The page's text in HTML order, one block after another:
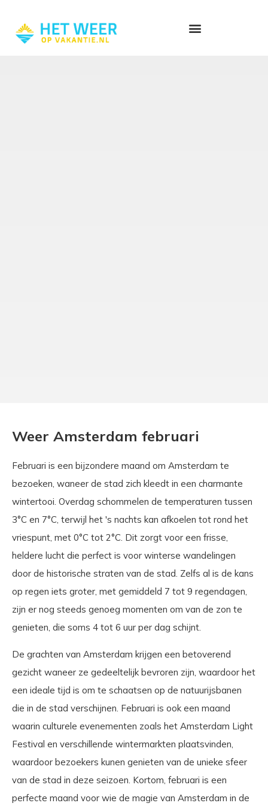
Weer Amsterdam februari
Februari is een bijzondere maand om Amsterdam te
bezoeken, waneer de stad zich kleedt in een charmante
wintertooi. Overdag schommelen de temperaturen tussen
3°C en 7°C, terwijl het 's nachts kan afkoelen tot rond het
vriespunt, met 0°C tot 2°C. Dit zorgt voor een frisse,
heldere lucht die perfect is voor winterse wandelingen
door de historische straten van de stad. Zelfs al is de kans
op regen iets groter, met gemiddeld 7 tot 9 regendagen,
zijn er nog steeds genoeg momenten om van de zon te
genieten, die soms 4 tot 6 uur per dag schijnt.
De grachten van Amsterdam krijgen een betoverend
gezicht waneer ze gedeeltelijk bevroren zijn, waardoor het
een ideale tijd is om te schaatsen op de natuurijsbanen
die in de stad verschijnen. Februari is ook een maand
waarin culturele evenementen zoals het Amsterdam Light
Festival en verschillende wintermarkten plaatsvinden,
waardoor bezoekers kunen genieten van de unieke sfeer
van de stad in deze seizoen. Kortom, februari is een
perfecte maand voor wie de magie van Amsterdam in de